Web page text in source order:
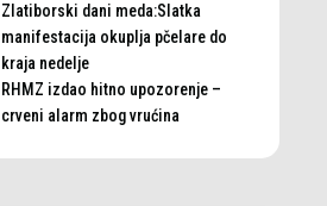
Zlatiborski dani meda:Slatka
manifestacija okuplja pčelare do
kraja nedelje
RHMZ izdao hitno upozorenje –
crveni alarm zbog vrućina